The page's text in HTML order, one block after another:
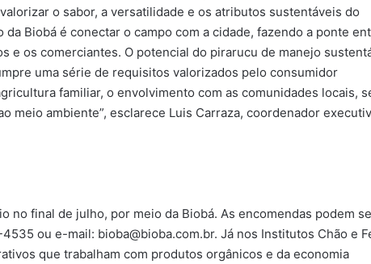
o sabor, a versatilidade e os atributos sustentáveis do
da Biobá é conectar o campo com a cidade, fazendo a ponte
e os comerciantes. O potencial do pirarucu de manejo
uma série de requisitos valorizados pelo consumidor
familiar, o envolvimento com as comunidades locais,
meio ambiente”, esclarece Luis Carraza, coordenador
no final de julho, por meio da Biobá. As encomendas podem
ou e-mail: bioba@bioba.com.br. Já nos Institutos Chão e
que trabalham com produtos orgânicos e da economia